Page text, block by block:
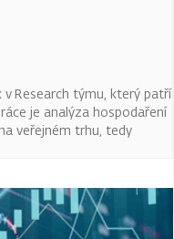
v Research týmu, který patří
je analýza hospodaření
veřejném trhu, tedy